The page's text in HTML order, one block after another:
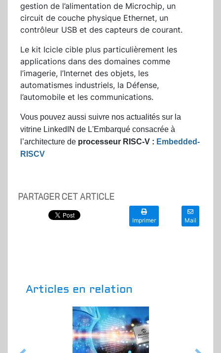
gestion de l’alimentation de Microchip, un
circuit de couche physique Ethernet, un
contrôleur USB et des capteurs de courant.
Le kit Icicle cible plus particulièrement les
applications dans des domaines comme
l’imagerie, l’Internet des objets, les
automatismes industriels, la Défense,
l’automobile et les communications.
Vous pouvez aussi suivre nos actualités sur la
vitrine LinkedIN de L'Embarqué consacrée à
l’architecture de processeur RISC-V : Embedded-
RISCV
PARTAGER CET ARTICLE
Imprimer Mail
Articles en relation